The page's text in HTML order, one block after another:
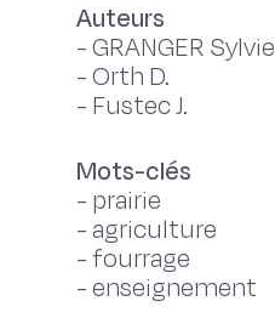
Auteurs
-GRANGER Sylvie
-Orth D.
- Fustec J.
Mots-clés
- prairie
- agriculture
- fourrage
-enseignement